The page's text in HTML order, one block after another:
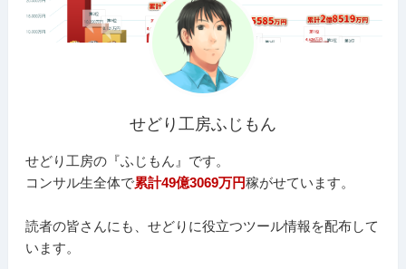
せどり工房ふじもん
せどり工房の『ふじもん』です。
コンサル生全体で累計49億3069万円稼がせています。
読者の皆さんにも、せどりに役立つツール情報を配布して
います。